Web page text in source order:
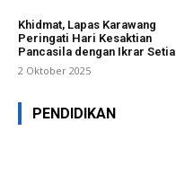
Khidmat, Lapas Karawang
Peringati Hari Kesaktian
Pancasila dengan Ikrar Setia
2 Oktober 2025
PENDIDIKAN